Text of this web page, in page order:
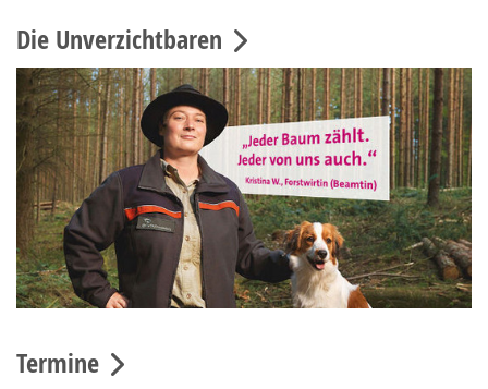
Die Unverzichtbaren
Termine